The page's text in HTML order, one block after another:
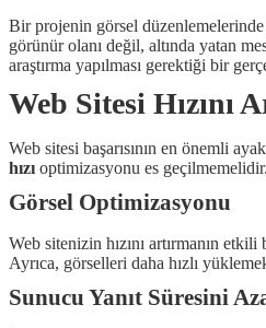
Bir projenin görsel
görünür olanı değil, altında yatan
araştırma yapılması gerektiği bir
Web Sitesi Hızını
Web sitesi başarısının en önemli
hızı optimizasyonu es
Görsel Optimizasyonu
Web sitenizin hızını artırmanın
Ayrıca, görselleri daha hızlı
Sunucu Yanıt Süresini